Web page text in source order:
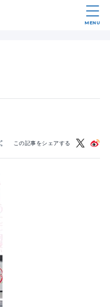
MENU
この記事をシェアする